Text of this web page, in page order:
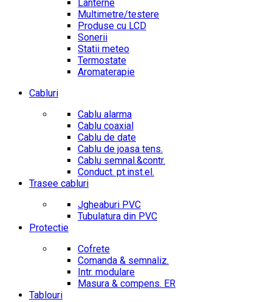
Lanterne
Multimetre/testere
Produse cu LCD
Sonerii
Statii meteo
Termostate
Aromaterapie
Cabluri
Cablu alarma
Cablu coaxial
Cablu de date
Cablu de joasa tens.
Cablu semnal.&contr.
Conduct. pt.inst.el.
Trasee cabluri
Jgheaburi PVC
Tubulatura din PVC
Protectie
Cofrete
Comanda & semnaliz.
Intr. modulare
Masura & compens. ER
Tablouri